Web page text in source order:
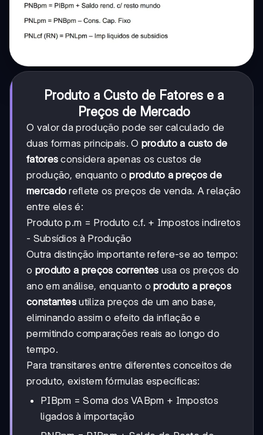
Produto a Custo de Fatores e a
Preços de Mercado
O valor da produção pode ser calculado de
duas formas principais. O produto a custo de
fatores considera apenas os custos de
produção, enquanto oproduto a preços de
mercado reflete os preços de venda. A relação
entre eles é:
Produto p.m = Produto c.f. + Impostos indiretos
- Subsídios à Produção
Outra distinção importante refere-se ao tempo:
o produto a preços correntes usa os preços do
ano em análise, enquanto oproduto a preços
constantes utiliza preços de um ano base,
eliminando assim o efeito da inflação e
permitindo comparações reais ao longo do
tempo.
Para transitares entre diferentes conceitos de
produto, existem fórmulas específicas:
PIBpm = Soma dos VABpm + Impostos
ligados à importação